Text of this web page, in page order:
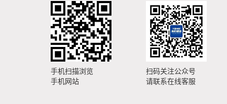
手机扫描浏览
手机网站
扫码关注公众号
请联系在线客服